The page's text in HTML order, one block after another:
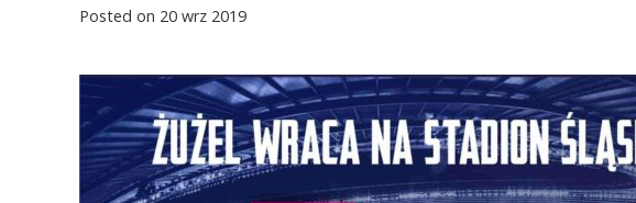
Posted on 20 wrz 2019